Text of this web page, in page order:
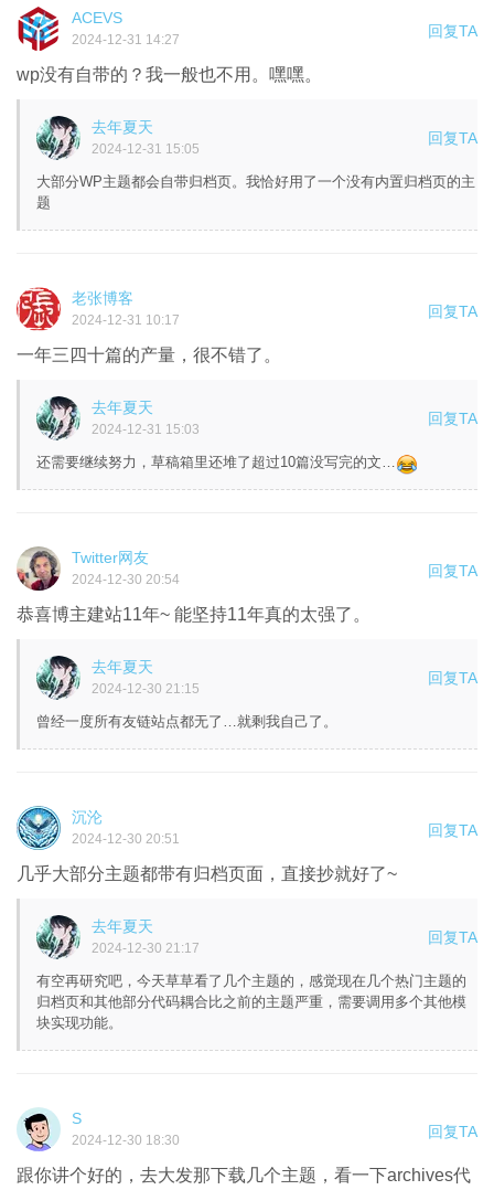
ACEVS
2024-12-31 14:27 回复TA
wp没有自带的？我一般也不用。嘿嘿。
去年夏天
2024-12-31 15:05
回复TA
大部分WP主题都会自带归档页。我恰好用了一个没有内置归档页的主
题
老张博客
2024-12-31 10:17 回复TA
一年三四十篇的产量，很不错了。
去年夏天
2024-12-31 15:03
回复TA
还需要继续努力，草稿箱里还堆了超过10篇没写完的文…
Twitter网友
2024-12-30 20:54 回复TA
恭喜博主建站11年~ 能坚持11年真的太强了。
去年夏天
2024-12-30 21:15
回复TA
曾经一度所有友链站点都无了…就剩我自己了。
沉沦
2024-12-30 20:51 回复TA
几乎大部分主题都带有归档页面，直接抄就好了~
去年夏天
2024-12-30 21:17
回复TA
有空再研究吧，今天草草看了几个主题的，感觉现在几个热门主题的
归档页和其他部分代码耦合比之前的主题严重，需要调用多个其他模
块实现功能。
S
2024-12-30 18:30 回复TA
跟你讲个好的，去大发那下载几个主题，看一下archives代